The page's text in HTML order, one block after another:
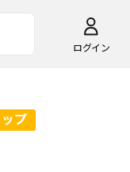
ログイン